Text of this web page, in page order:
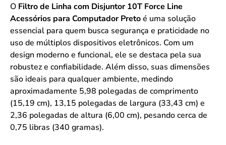
O Filtro de Linha com Disjuntor 10T Force Line
Acessórios para Computador Pretoé uma solução
essencial para quem busca segurança e praticidade no
uso de múltiplos dispositivos eletrônicos. Com um
design moderno e funcional, ele se destaca pela sua
robustez e confiabilidade. Além disso, suas dimensões
são ideais para qualquer ambiente, medindo
aproximadamente 5,98 polegadas de comprimento
(15,19 cm), 13,15 polegadas de largura (33,43 cm) e
2,36 polegadas de altura (6,00 cm), pesando cerca de
0,75 libras (340 gramas).